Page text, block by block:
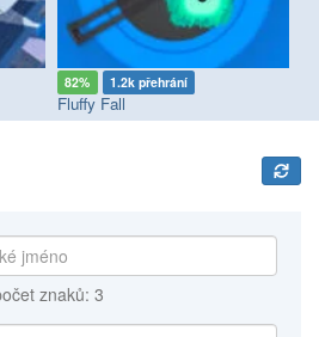
82% 1.2k přehrání
Fluffy Fall
znaků: 3